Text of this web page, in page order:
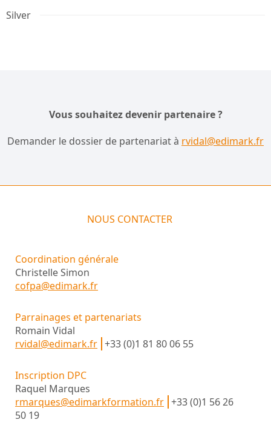
Silver
Vous souhaitez devenir partenaire ?
Demander le dossier de partenariat à rvidal@edimark.fr
NOUS CONTACTER
Coordination générale
Christelle Simon
cofpa@edimark.fr
Parrainages et partenariats
Romain Vidal
rvidal@edimark.fr +33 (0)1 81 80 06 55
Inscription DPC
Raquel Marques
rmarques@edimarkformation.fr +33 (0)1 56 26
50 19